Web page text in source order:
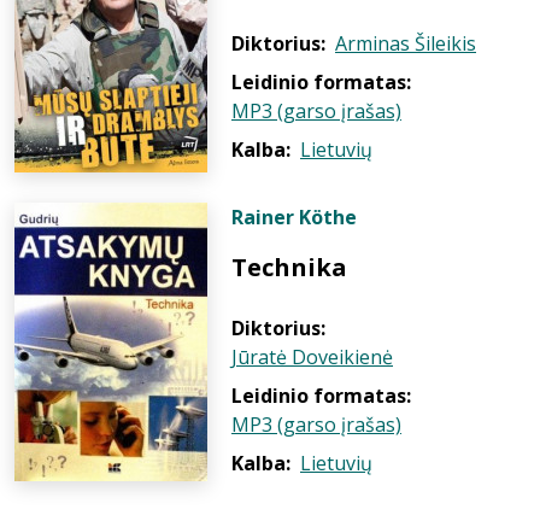
Diktorius: Arminas Šileikis
Leidinio formatas:
MP3 (garso įrašas)
Kalba: Lietuvių
Rainer Köthe
Technika
Diktorius:
Jūratė Doveikienė
Leidinio formatas:
MP3 (garso įrašas)
Kalba: Lietuvių